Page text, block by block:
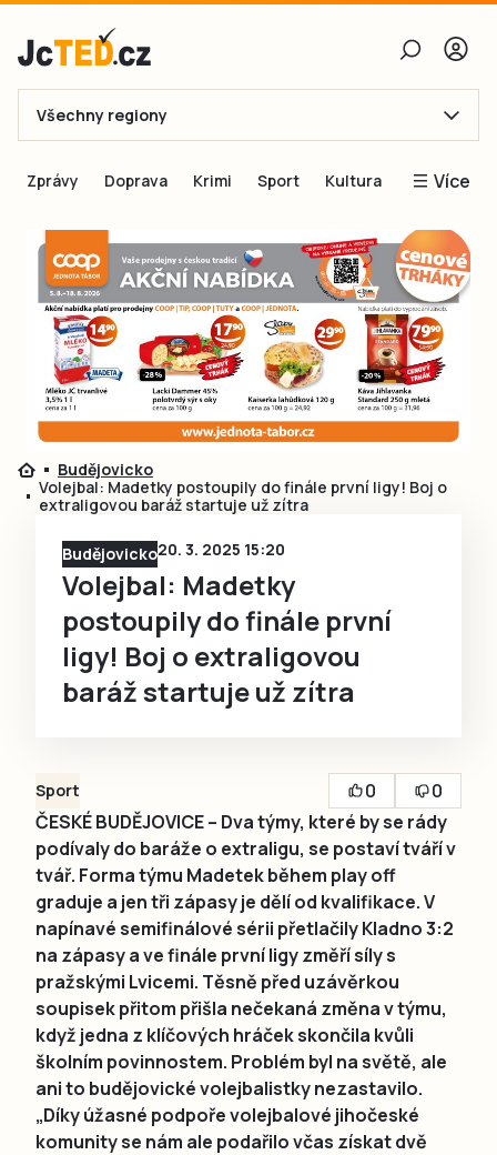
E-mail
Obnovit heslo
Přihlásit se
Přihlásit se přes Facebook
Ještě nemám účet, chci seRegistrovat
Všechny regiony
Zprávy Doprava Krimi Sport Kultura Více
Inspirace
Čtenáři píší
Speciální přílohy
Inzerce
Budějovicko
Volejbal: Madetky postoupily do finále první ligy! Boj o
extraligovou baráž startuje už zítra
Budějovicko20. 3. 2025 15:20
Volejbal: Madetky
postoupily do finále první
ligy! Boj o extraligovou
baráž startuje už zítra
Sport 0
0
ČESKÉ BUDĚJOVICE – Dva týmy, které by se rády
podívaly do baráže o extraligu, se postaví tváří v
tvář. Forma týmu Madetek během play off
graduje a jen tři zápasy je dělí od kvalifikace. V
napínavé semifinálové sérii přetlačily Kladno 3:2
na zápasy a ve finále první ligy změří síly s
pražskými Lvicemi. Těsně před uzávěrkou
soupisek přitom přišla nečekaná změna v týmu,
když jedna z klíčových hráček skončila kvůli
školním povinnostem. Problém byl na světě, ale
ani to budějovické volejbalistky nezastavilo.
„Díky úžasné podpoře volejbalové jihočeské
komunity se nám ale podařilo včas získat dvě